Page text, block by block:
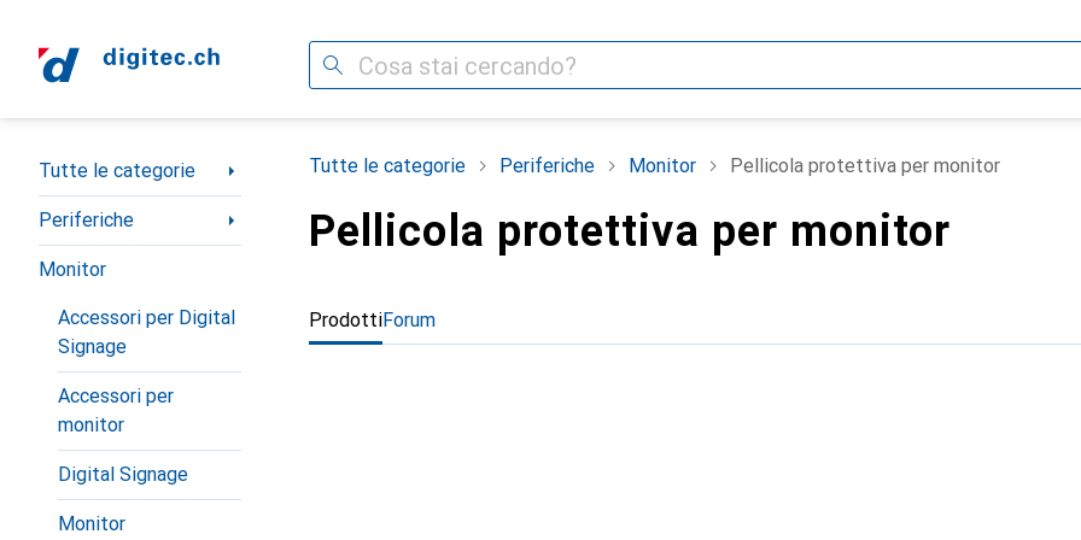
Cerca
Categoria Navigazione
Tutte le categorie
Periferiche
Monitor
Accessori per Digital
Signage
Accessori per
monitor
Digital Signage
Monitor
Tutte le categorie Periferiche Monitor Pellicola protettiva per monitor
Pellicola protettiva per monitor
ProdottiForum